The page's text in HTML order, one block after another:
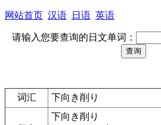
网站首页 汉语 日语 英语
请输入您要查询的日文单词：
词汇 下向き削り
下向き削り